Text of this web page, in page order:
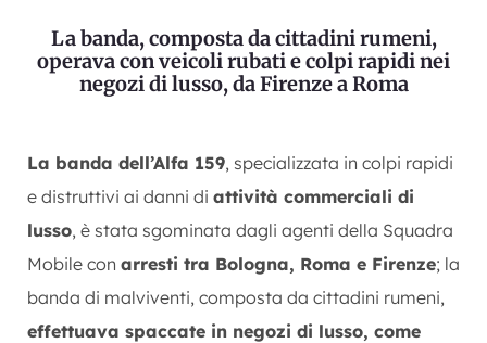
La banda, composta da cittadini rumeni,
operava con veicoli rubati e colpi rapidi nei
negozi di lusso, da Firenze a Roma
La banda dell’Alfa 159, specializzata in colpi rapidi
e distruttivi ai danni di attività commerciali di
lusso, è stata sgominata dagli agenti della Squadra
Mobile con arresti tra Bologna, Roma e Firenze; la
banda di malviventi, composta da cittadini rumeni,
effettuava spaccate in negozi di lusso, come